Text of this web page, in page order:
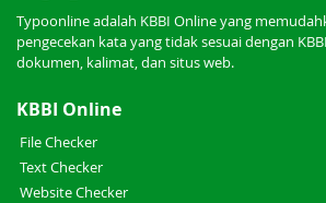
Typoonline adalah KBBI Online yang
pengecekan kata yang tidak sesuai dengan
dokumen, kalimat, dan situs web.
KBBI Online
File Checker
Text Checker
Website Checker